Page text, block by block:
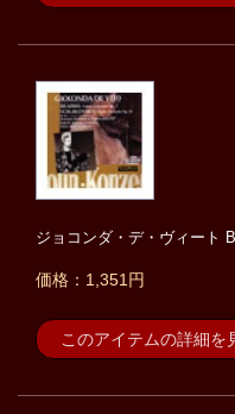
ジョコンダ・デ・ヴィート
価格：1,351円
このアイテムの詳細を